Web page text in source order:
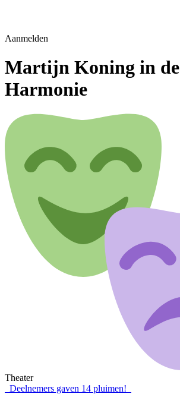
Aanmelden
Martijn Koning in de
Harmonie
Theater
Deelnemers gaven 14 pluimen!